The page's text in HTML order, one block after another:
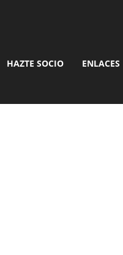
HAZTE SOCIO ENLACES